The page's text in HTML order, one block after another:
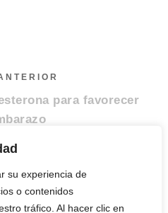
su experiencia de
o contenidos
tráfico. Al hacer clic en
para favorecer
y liotiroina